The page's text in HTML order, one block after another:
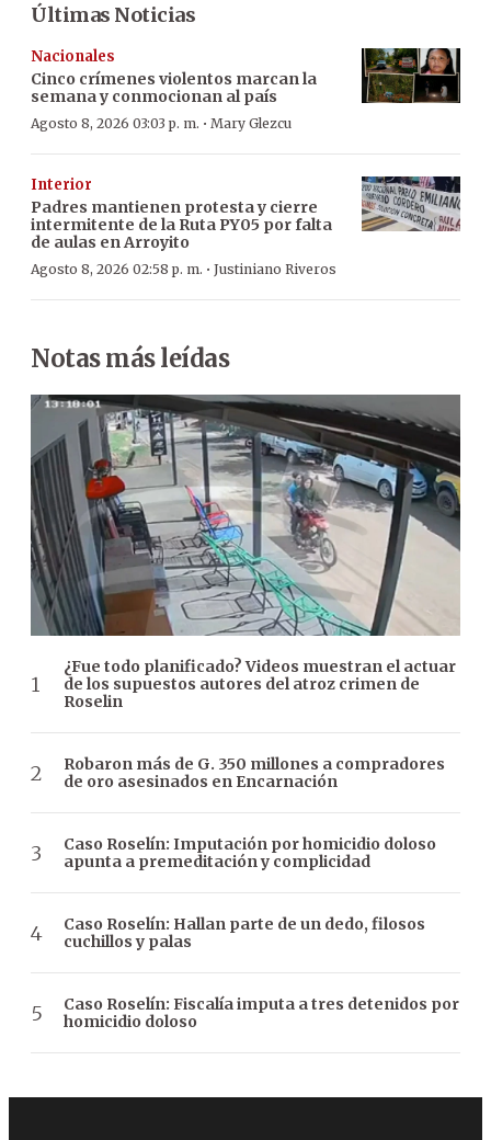
Últimas Noticias
Nacionales
Cinco crímenes violentos marcan la
semana y conmocionan al país
Agosto 8, 2026 03:03 p. m. · Mary Glezcu
Interior
Padres mantienen protesta y cierre
intermitente de la Ruta PY05 por falta
de aulas en Arroyito
Agosto 8, 2026 02:58 p. m. · Justiniano Riveros
Notas más leídas
¿Fue todo planificado? Videos muestran el actuar
de los supuestos autores del atroz crimen de
Roselin
Robaron más de G. 350 millones a compradores
de oro asesinados en Encarnación
Caso Roselín: Imputación por homicidio doloso
apunta a premeditación y complicidad
Caso Roselín: Hallan parte de un dedo, filosos
cuchillos y palas
Caso Roselín: Fiscalía imputa a tres detenidos por
homicidio doloso